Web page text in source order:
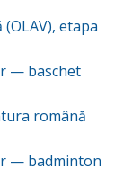
etapa
— baschet
română
— badminton